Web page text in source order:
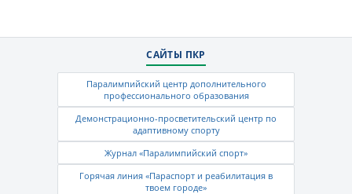
САЙТЫ ПКР
Паралимпийский центр дополнительного
профессионального образования
Демонстрационно-просветительский центр по
адаптивному спорту
Журнал «Паралимпийский спорт»
Горячая линия «Параспорт и реабилитация в
твоем городе»